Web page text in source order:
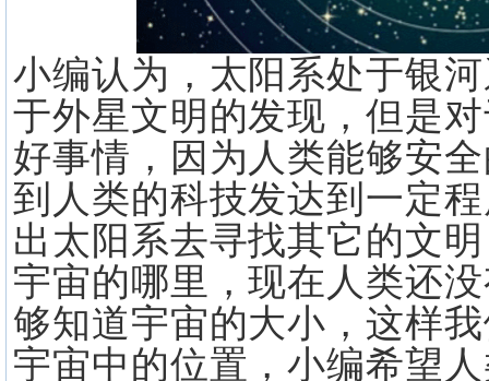
小编认为，太阳系处于银
于外星文明的发现，但是
好事情，因为人类能够安
到人类的科技发达到一定
出太阳系去寻找其它的文
宇宙的哪里，现在人类还
够知道宇宙的大小，这样
宇宙中的位置，小编希望